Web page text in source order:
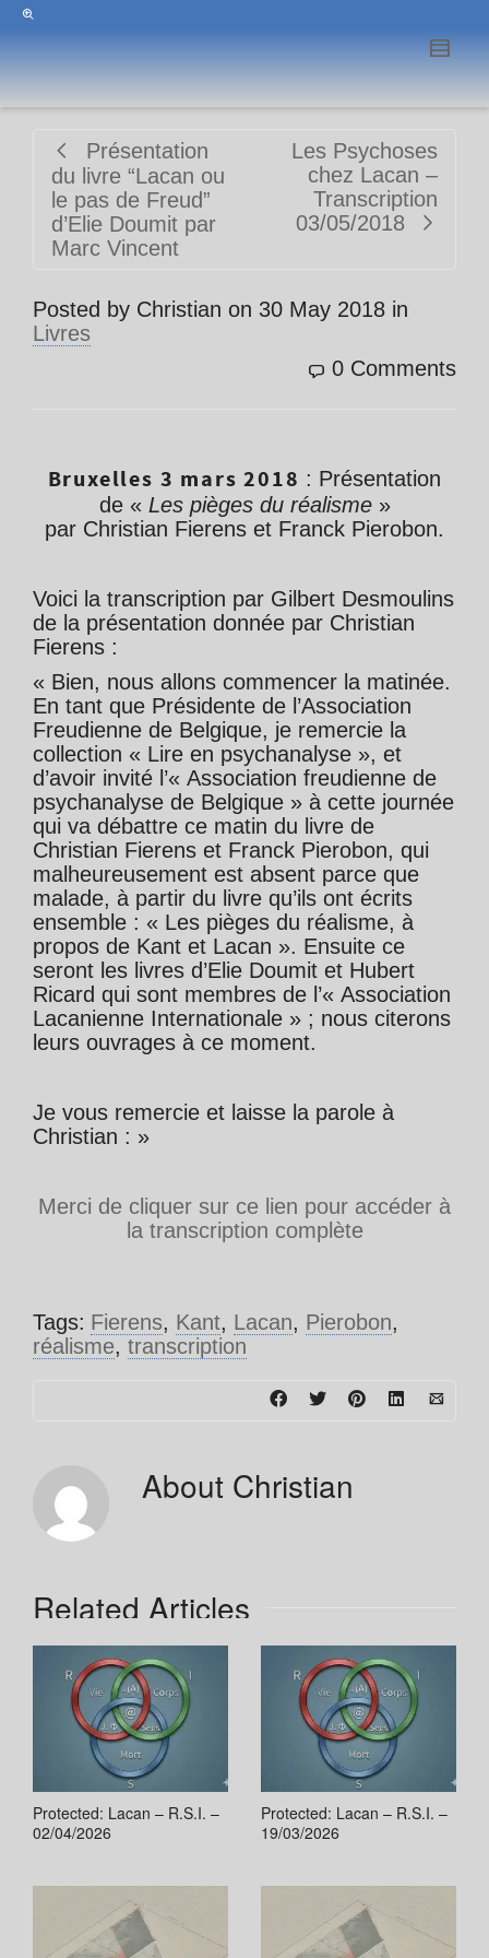
Présentation
du livre “Lacan ou
le pas de Freud”
d’Elie Doumit par
Marc Vincent
Les Psychoses
chez Lacan –
Transcription
03/05/2018
Posted by Christian on 30 May 2018 in
Livres
0 Comments
Bruxelles 3 mars 2018 : Présentation
de « Les pièges du réalisme»
par Christian Fierens et Franck Pierobon.
Voici la transcription par Gilbert Desmoulins
de la présentation donnée par Christian
Fierens :
« Bien, nous allons commencer la matinée.
En tant que Présidente de l’Association
Freudienne de Belgique, je remercie la
collection « Lire en psychanalyse », et
d’avoir invité l’« Association freudienne de
psychanalyse de Belgique » à cette journée
qui va débattre ce matin du livre de
Christian Fierens et Franck Pierobon, qui
malheureusement est absent parce que
malade, à partir du livre qu’ils ont écrits
ensemble : « Les pièges du réalisme, à
propos de Kant et Lacan ». Ensuite ce
seront les livres d’Elie Doumit et Hubert
Ricard qui sont membres de l’« Association
Lacanienne Internationale » ; nous citerons
leurs ouvrages à ce moment.
Je vous remercie et laisse la parole à
Christian : »
Merci de cliquer sur ce lien pour accéder à
la transcription complète
Tags: Fierens, Kant, Lacan, Pierobon,
réalisme, transcription
About Christian
Related Articles
Protected: Lacan – R.S.I. –
02/04/2026
Protected: Lacan – R.S.I. –
19/03/2026